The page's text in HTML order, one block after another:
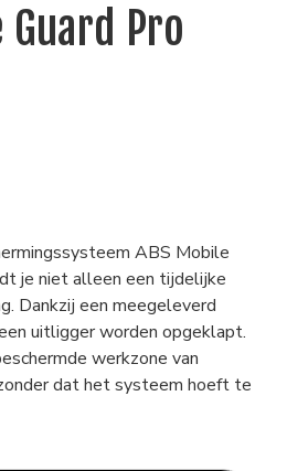
Guard Pro
ABS Mobile
je niet alleen een tijdelijke
Dankzij een meegeleverd
uitligger worden opgeklapt.
werkzone van
dat het systeem hoeft te